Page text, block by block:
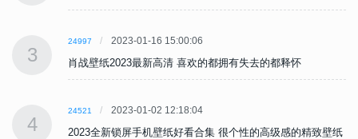
3
24997 2023-01-16 15:00:06
肖战壁纸2023最新高清 喜欢的都拥有失去的都释怀
4
24521 2023-01-02 12:18:04
2023全新锁屏手机壁纸好看合集 很个性的高级感的精致壁纸